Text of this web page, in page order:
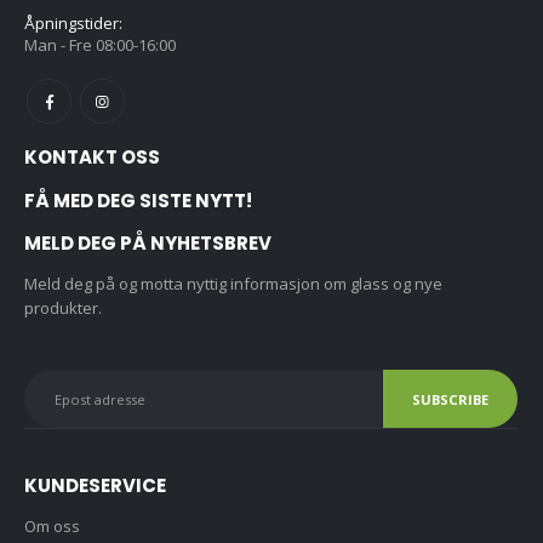
Åpningstider:
Man - Fre 08:00-16:00
KONTAKT OSS
FÅ MED DEG SISTE NYTT!
MELD DEG PÅ NYHETSBREV
Meld deg på og motta nyttig informasjon om glass og nye
produkter.
KUNDESERVICE
Om oss